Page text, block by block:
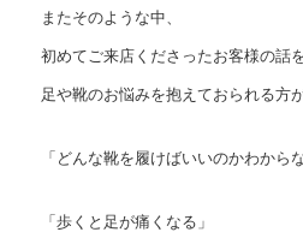
またそのような中、
初めてご来店くださったお客様の話
足や靴のお悩みを抱えておられる方
「どんな靴を履けばいいのかわから
「歩くと足が痛くなる」